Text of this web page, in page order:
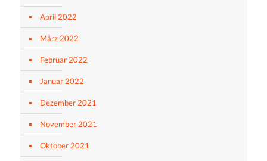
April 2022
März 2022
Februar 2022
Januar 2022
Dezember 2021
November 2021
Oktober 2021